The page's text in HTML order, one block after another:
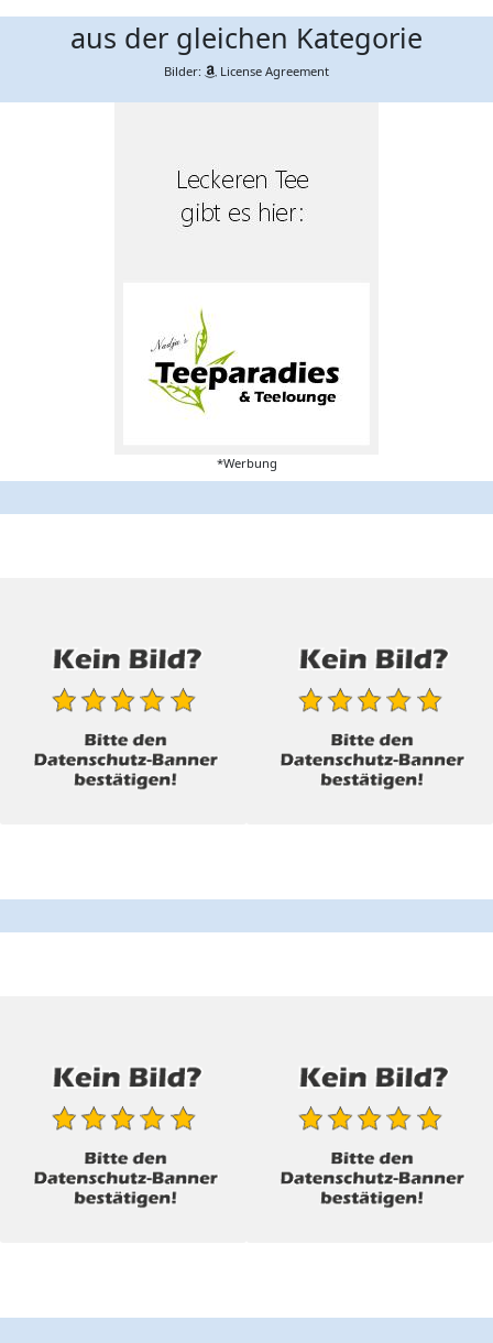
aus der gleichen Kategorie
Bilder: License Agreement
*Werbung